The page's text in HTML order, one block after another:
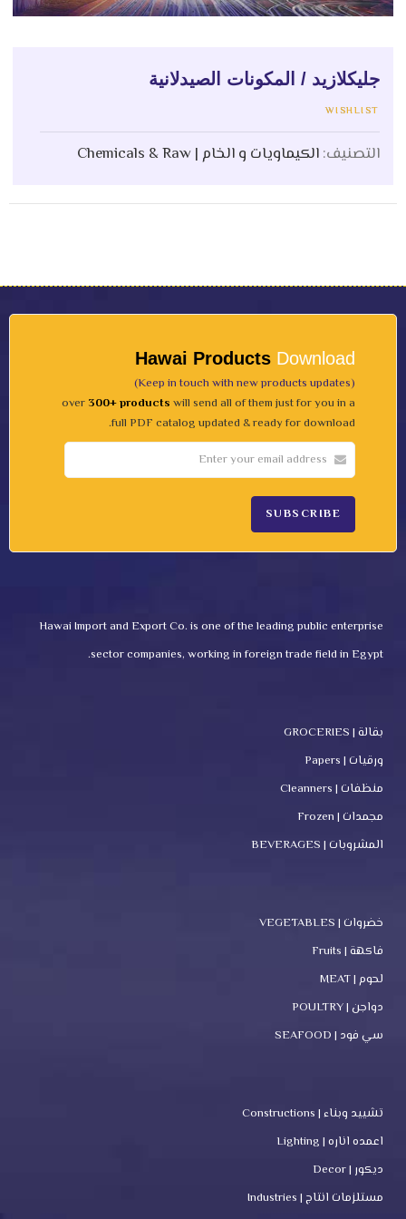
جليكلازيد / المكونات الصيدلانية
WISHLIST
التصنيف:الكيماويات و الخام | Chemicals & Raw
Hawai Products Download
(Keep in touch with new products updates)
over 300+ products will send all of them just for you in a
full PDF catalog updated & ready for download.
Hawai Import and Export Co. is one of the leading public enterprise
sector companies, working in foreign trade field in Egypt.
بقالة | GROCERIES
ورقيات | Papers
منظفات | Cleanners
مجمدات | Frozen
المشروبات | BEVERAGES
خضروات | VEGETABLES
فاكهة | Fruits
لحوم | MEAT
دواجن | POULTRY
سي فود | SEAFOOD
تشييد وبناء | Constructions
اعمده اناره | Lighting
ديكور | Decor
مستلزمات انتاج | Industries